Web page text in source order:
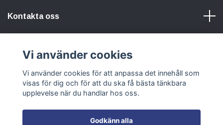
Kontakta oss
Sociala medier
Vi använder cookies
Vi använder cookies för att anpassa det innehåll som
visas för dig och för att du ska få bästa tänkbara
upplevelse när du handlar hos oss.
Godkänn alla